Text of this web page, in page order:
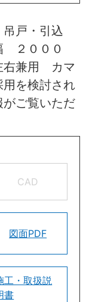
戸・引込
２０００
右兼用 カマ
を検討され
ご覧いただ
CAD
図面PDF
工・取扱説
書